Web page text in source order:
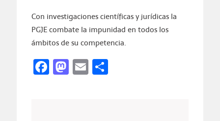
Con investigaciones científicas y jurídicas la
PGJE combate la impunidad en todos los
ámbitos de su competencia.
Facebook
Mastodon
EmailCompartir